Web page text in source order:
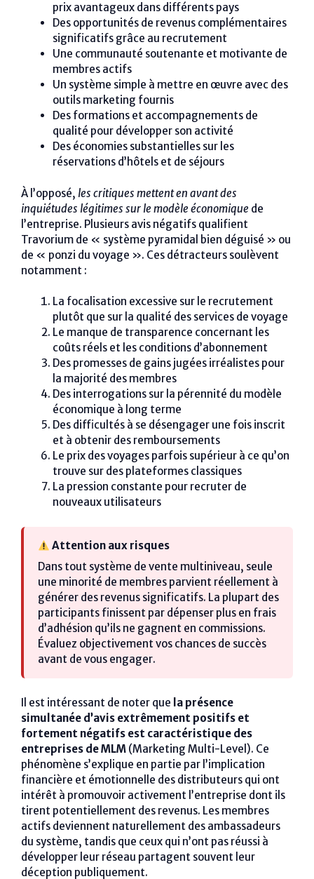
prix avantageux dans différents pays
Des opportunités de revenus complémentaires
significatifs grâce au recrutement
Une communauté soutenante et motivante de
membres actifs
Un système simple à mettre en œuvre avec des
outils marketing fournis
Des formations et accompagnements de
qualité pour développer son activité
Des économies substantielles sur les
réservations d’hôtels et de séjours
À l’opposé, les critiques mettent en avant des
inquiétudes légitimes sur le modèle économique de
l’entreprise. Plusieurs avis négatifs qualifient
Travorium de « système pyramidal bien déguisé » ou
de « ponzi du voyage ». Ces détracteurs soulèvent
notamment :
La focalisation excessive sur le recrutement
plutôt que sur la qualité des services de voyage
Le manque de transparence concernant les
coûts réels et les conditions d’abonnement
Des promesses de gains jugées irréalistes pour
la majorité des membres
Des interrogations sur la pérennité du modèle
économique à long terme
Des difficultés à se désengager une fois inscrit
et à obtenir des remboursements
Le prix des voyages parfois supérieur à ce qu’on
trouve sur des plateformes classiques
La pression constante pour recruter de
nouveaux utilisateurs
Attention aux risques
Dans tout système de vente multiniveau, seule
une minorité de membres parvient réellement à
générer des revenus significatifs. La plupart des
participants finissent par dépenser plus en frais
d’adhésion qu’ils ne gagnent en commissions.
Évaluez objectivement vos chances de succès
avant de vous engager.
Il est intéressant de noter que la présence
simultanée d’avis extrêmement positifs et
fortement négatifs est caractéristique des
entreprises de MLM (Marketing Multi-Level). Ce
phénomène s’explique en partie par l’implication
financière et émotionnelle des distributeurs qui ont
intérêt à promouvoir activement l’entreprise dont ils
tirent potentiellement des revenus. Les membres
actifs deviennent naturellement des ambassadeurs
du système, tandis que ceux qui n’ont pas réussi à
développer leur réseau partagent souvent leur
déception publiquement.